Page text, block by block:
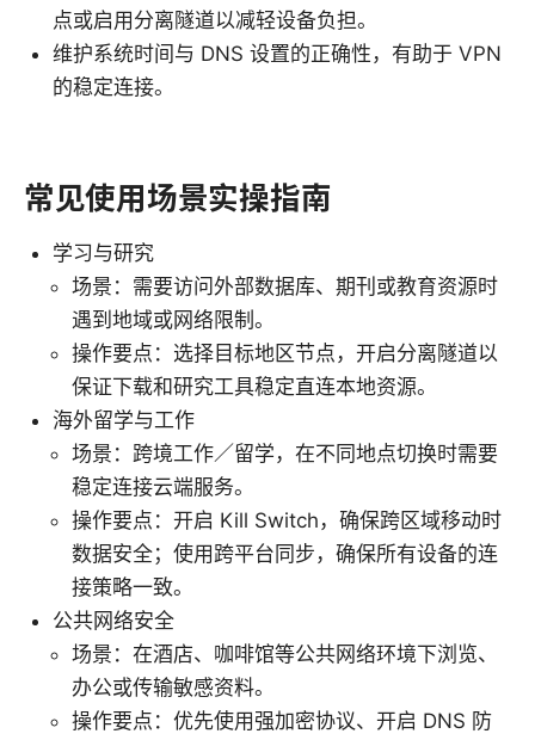
点或启用分离隧道以减轻设备负担。
维护系统时间与 DNS 设置的正确性，有助于 VPN
的稳定连接。
常见使用场景实操指南
学习与研究
场景：需要访问外部数据库、期刊或教育资源时
遇到地域或网络限制。
操作要点：选择目标地区节点，开启分离隧道以
保证下载和研究工具稳定直连本地资源。
海外留学与工作
场景：跨境工作／留学，在不同地点切换时需要
稳定连接云端服务。
操作要点：开启 Kill Switch，确保跨区域移动时
数据安全；使用跨平台同步，确保所有设备的连
接策略一致。
公共网络安全
场景：在酒店、咖啡馆等公共网络环境下浏览、
办公或传输敏感资料。
操作要点：优先使用强加密协议、开启 DNS 防